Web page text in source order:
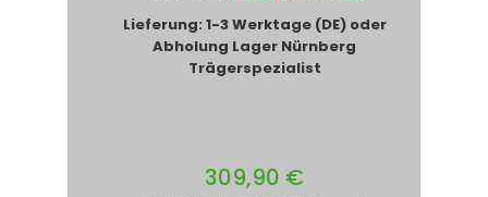
Lieferung: 1-3 Werktage (DE) oder
Abholung Lager Nürnberg
Trägerspezialist
309,90 €